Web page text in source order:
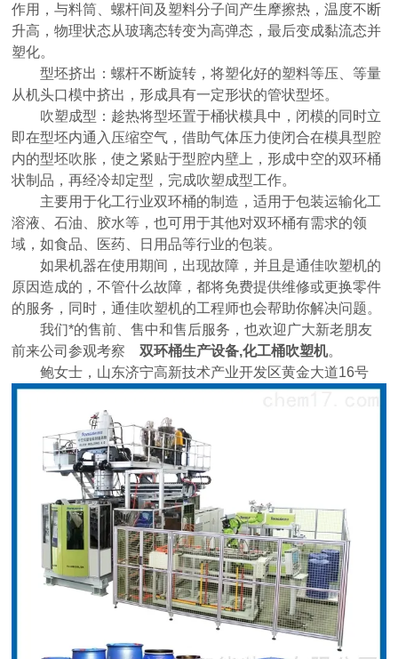
作用，与料筒、螺杆间及塑料分子间产生摩擦热，温度不断
升高，物理状态从玻璃态转变为高弹态，最后变成黏流态并
塑化。
型坯挤出：螺杆不断旋转，将塑化好的塑料等压、等量
从机头口模中挤出，形成具有一定形状的管状型坯。
吹塑成型：趁热将型坯置于桶状模具中，闭模的同时立
即在型坯内通入压缩空气，借助气体压力使闭合在模具型腔
内的型坯吹胀，使之紧贴于型腔内壁上，形成中空的双环桶
状制品，再经冷却定型，完成吹塑成型工作。
主要用于化工行业双环桶的制造，适用于包装运输化工
溶液、石油、胶水等，也可用于其他对双环桶有需求的领
域，如食品、医药、日用品等行业的包装。
如果机器在使用期间，出现故障，并且是通佳吹塑机的
原因造成的，不管什么故障，都将免费提供维修或更换零件
的服务，同时，通佳吹塑机的工程师也会帮助你解决问题。
我们*的售前、售中和售后服务，也欢迎广大新老朋友
前来公司参观考察
双环桶生产设备,化工桶吹塑机。
鲍女士，山东济宁高新技术产业开发区黄金大道16号